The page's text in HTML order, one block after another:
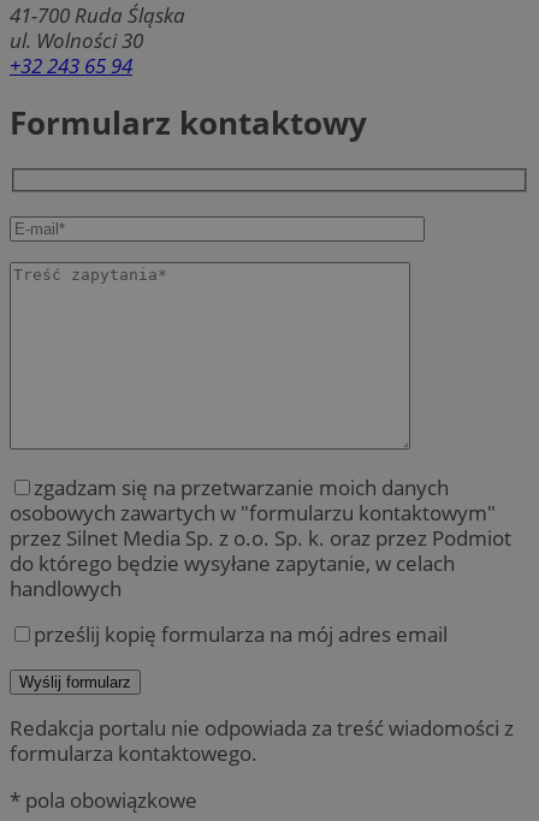
41-700 Ruda Śląska
ul. Wolności 30
+32 243 65 94
Formularz kontaktowy
zgadzam się na przetwarzanie moich danych
osobowych zawartych w "formularzu kontaktowym"
przez Silnet Media Sp. z o.o. Sp. k. oraz przez Podmiot
do którego będzie wysyłane zapytanie, w celach
handlowych
prześlij kopię formularza na mój adres email
Redakcja portalu nie odpowiada za treść wiadomości z
formularza kontaktowego.
* pola obowiązkowe